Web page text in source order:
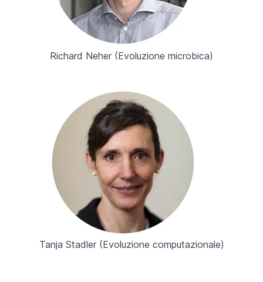
Richard Neher (Evoluzione microbica)
Tanja Stadler (Evoluzione computazionale)